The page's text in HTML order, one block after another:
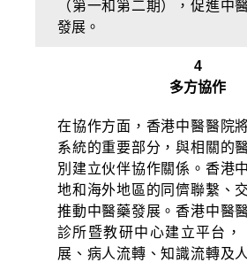
（第一和第二期），促進中
發展。
4
多方協作
在協作方面，香港中醫醫院
系統的重要部分，與相關的
別建立伙伴協作關係。香港
地和海外地區的同儕聯繫、
推動中醫藥發展。香港中醫
診所暨教研中心建立平台，
展、病人流轉、知識流轉及